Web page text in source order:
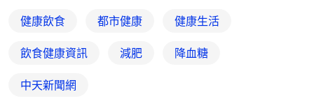
健康飲食 都市健康 健康生活
飲食健康資訊 減肥 降血糖
中天新聞網